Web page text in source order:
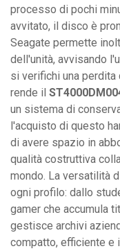
processo di pochi
avvitato, il disco è
Seagate permette
dell'unità, avvisando
si verifichi una
rende il
un sistema di
l'acquisto di questo
di avere spazio in
qualità costruttiva
mondo. La versatilità
ogni profilo: dallo
gamer che accumula
gestisce archivi
compatto, efficiente e